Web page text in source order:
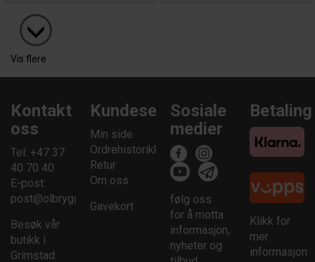
Vis flere
Kontakt
oss
Tel: +47 37
40 70 40
E-post:
post@olbrygging.no
Besøk vår
butikk i
Grimstad:
Kundesenter
Min side
Ordrehistorikk
Retur
Om oss
Gavekort
Sosiale
medier
følg oss
for å motta
informasjon,
nyheter og
Betaling
Klikk for
mer
informasjon